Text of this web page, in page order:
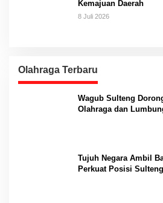
Kemajuan Daerah
8 Juli 2026
Olahraga Terbaru
Wagub Sulteng
Olahraga dan
Tujuh Negara Ambil
Perkuat Posisi